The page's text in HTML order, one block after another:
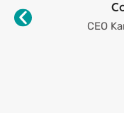
CEO